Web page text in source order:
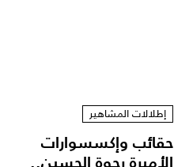
إطلالات المشاهير
حقائب وإكسسوارات
الأميرة رجوة الحسين..